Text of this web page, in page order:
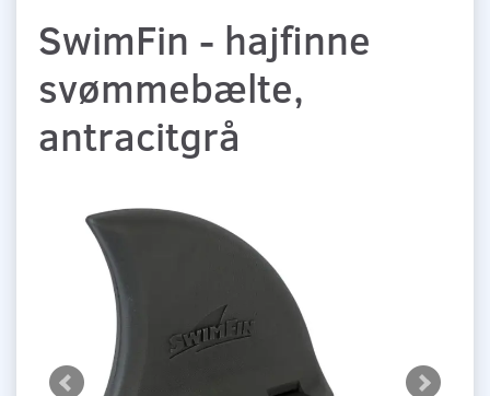
SwimFin - hajfinne
svømmebælte,
antracitgrå